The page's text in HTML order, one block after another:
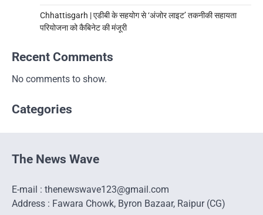
Chhattisgarh | एडीबी के सहयोग से ‘अंजोर लाइट’ तकनीकी सहायता
परियोजना को कैबिनेट की मंजूरी
Recent Comments
No comments to show.
Categories
The News Wave
E-mail : thenewswave123@gmail.com
Address : Fawara Chowk, Byron Bazaar, Raipur (CG)